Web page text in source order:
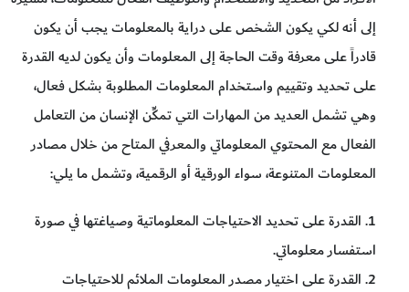
إلى أنه لكي يكون الشخص على دراية بالمعلومات يجب أن يكون
قادراً على معرفة وقت الحاجة إلى المعلومات وأن يكون لديه القدرة
على تحديد وتقييم واستخدام المعلومات المطلوبة بشكل فعال،
وهي تشمل العديد من المهارات التي تمكِّن الإنسان من التعامل
الفعال مع المحتوي المعلوماتي والمعرفي المتاح من خلال مصادر
المعلومات المتنوعة، سواء الورقية أو الرقمية، وتشمل ما يلي:
1. القدرة على تحديد الاحتياجات المعلوماتية وصياغتها في صورة
استفسار معلوماتي.
2. القدرة على اختيار مصدر المعلومات الملائم للاحتياجات